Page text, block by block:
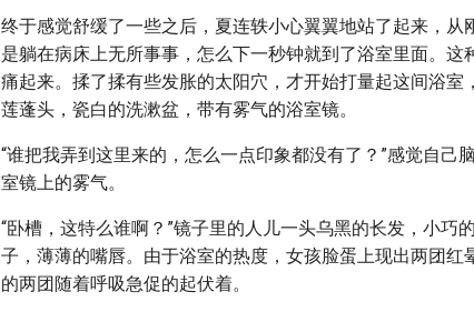
终于感觉舒缓了一些之后，夏连轶小心翼翼地站了起来，
是躺在病床上无所事事，怎么下一秒钟就到了浴室里面。
痛起来。揉了揉有些发胀的太阳穴，才开始打量起这间浴室
莲蓬头，瓷白的洗漱盆，带有雾气的浴室镜。
“谁把我弄到这里来的，怎么一点印象都没有了？”感觉自己
室镜上的雾气。
“卧槽，这特么谁啊？”镜子里的人儿一头乌黑的长发，小巧
子，薄薄的嘴唇。由于浴室的热度，女孩脸蛋上现出两团红
的两团随着呼吸急促的起伏着。